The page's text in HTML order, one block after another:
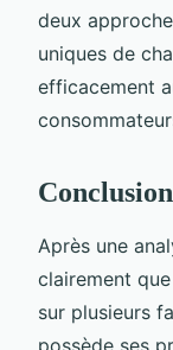
deux
uniques de
efficacement
Après une
clairement
sur plusieurs
possède ses